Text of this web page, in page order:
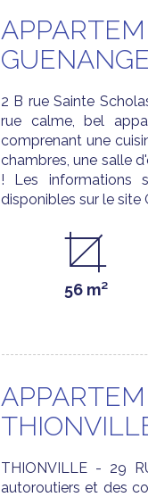
2 B rue Sainte
rue calme, bel
comprenant une
chambres, une salle
! Les informations
disponibles sur le site
56 m²
THIONVILLE - 29
autoroutiers et des